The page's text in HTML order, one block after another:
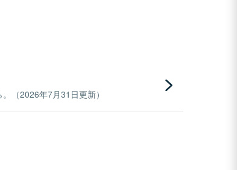
（2026年7月31日更新）